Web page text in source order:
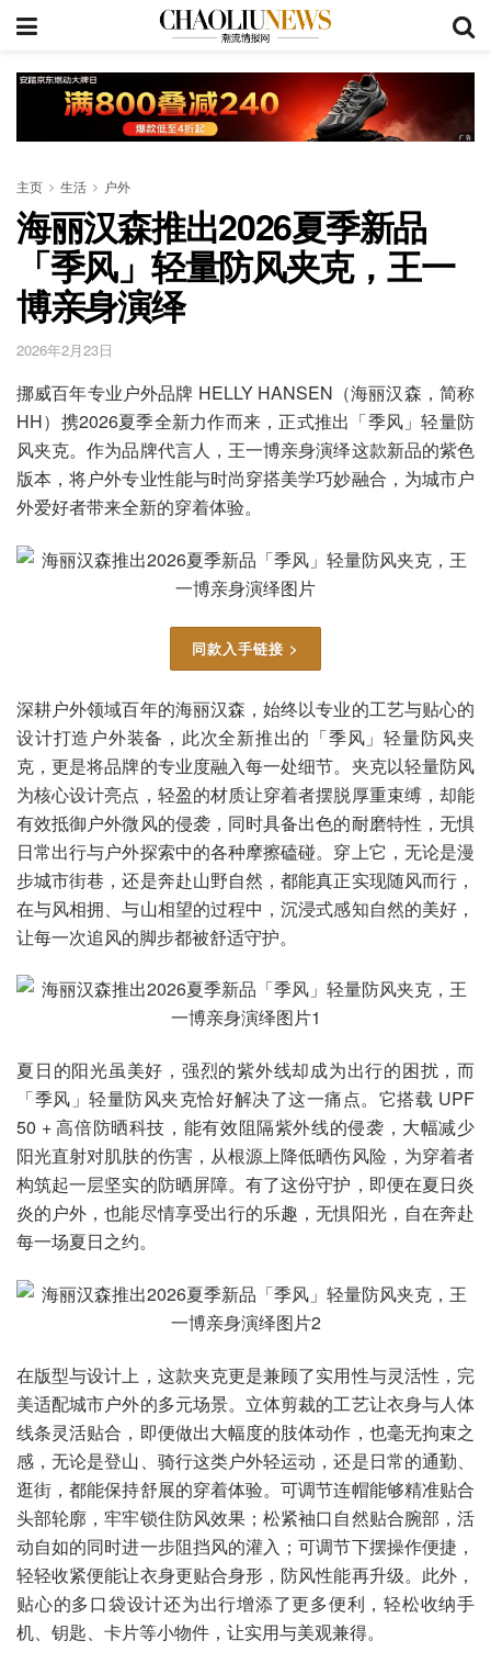
主页 生活 户外
海丽汉森推出2026夏季新品
「季风」轻量防风夹克，王一
博亲身演绎
2026年2月23日
挪威百年专业户外品牌 HELLY HANSEN（海丽汉森，简称
HH）携2026夏季全新力作而来，正式推出「季风」轻量防
风夹克。作为品牌代言人，王一博亲身演绎这款新品的紫色
版本，将户外专业性能与时尚穿搭美学巧妙融合，为城市户
外爱好者带来全新的穿着体验。
同款入手链接 >
深耕户外领域百年的海丽汉森，始终以专业的工艺与贴心的
设计打造户外装备，此次全新推出的「季风」轻量防风夹
克，更是将品牌的专业度融入每一处细节。夹克以轻量防风
为核心设计亮点，轻盈的材质让穿着者摆脱厚重束缚，却能
有效抵御户外微风的侵袭，同时具备出色的耐磨特性，无惧
日常出行与户外探索中的各种摩擦磕碰。穿上它，无论是漫
步城市街巷，还是奔赴山野自然，都能真正实现随风而行，
在与风相拥、与山相望的过程中，沉浸式感知自然的美好，
让每一次追风的脚步都被舒适守护。
夏日的阳光虽美好，强烈的紫外线却成为出行的困扰，而
「季风」轻量防风夹克恰好解决了这一痛点。它搭载 UPF
50 + 高倍防晒科技，能有效阻隔紫外线的侵袭，大幅减少
阳光直射对肌肤的伤害，从根源上降低晒伤风险，为穿着者
构筑起一层坚实的防晒屏障。有了这份守护，即便在夏日炎
炎的户外，也能尽情享受出行的乐趣，无惧阳光，自在奔赴
每一场夏日之约。
在版型与设计上，这款夹克更是兼顾了实用性与灵活性，完
美适配城市户外的多元场景。立体剪裁的工艺让衣身与人体
线条灵活贴合，即便做出大幅度的肢体动作，也毫无拘束之
感，无论是登山、骑行这类户外轻运动，还是日常的通勤、
逛街，都能保持舒展的穿着体验。可调节连帽能够精准贴合
头部轮廓，牢牢锁住防风效果；松紧袖口自然贴合腕部，活
动自如的同时进一步阻挡风的灌入；可调节下摆操作便捷，
轻轻收紧便能让衣身更贴合身形，防风性能再升级。此外，
贴心的多口袋设计还为出行增添了更多便利，轻松收纳手
机、钥匙、卡片等小物件，让实用与美观兼得。